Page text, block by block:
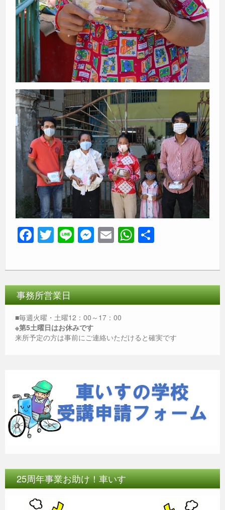
F
c
e
b
o
o
k
T
tt
er
Li
e
M
ss
e
n
g
er
E
ail
W
at
s
A
p
事務所営業日
■毎週火曜・土曜12：00～17：00
※第5土曜日はお休みです
来所予定の方は事前にご連絡いただけると確実です
25周年事業お助け！車いす